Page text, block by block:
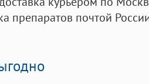
препаратов почтой